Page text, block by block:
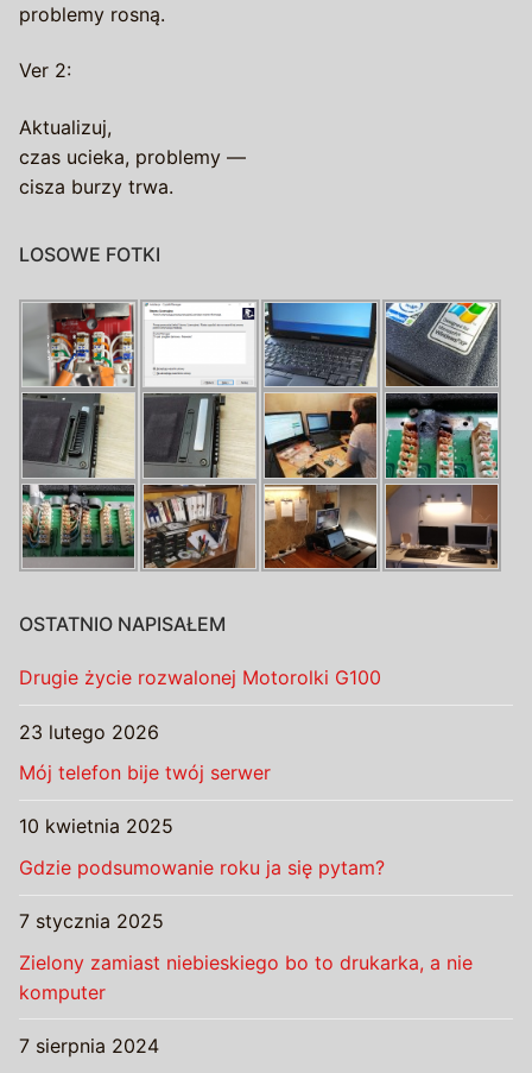
problemy rosną.
Ver 2:
Aktualizuj,
czas ucieka, problemy —
cisza burzy trwa.
LOSOWE FOTKI
OSTATNIO NAPISAŁEM
Drugie życie rozwalonej Motorolki G100
23 lutego 2026
Mój telefon bije twój serwer
10 kwietnia 2025
Gdzie podsumowanie roku ja się pytam?
7 stycznia 2025
Zielony zamiast niebieskiego bo to drukarka, a nie
komputer
7 sierpnia 2024